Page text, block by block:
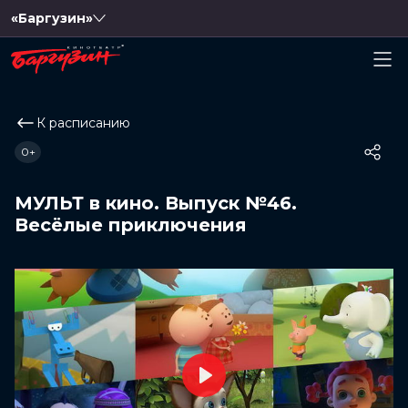
«Баргузин»
К расписанию
МУЛЬТ в кино. Выпуск №46.
Весёлые приключения
0+
Play